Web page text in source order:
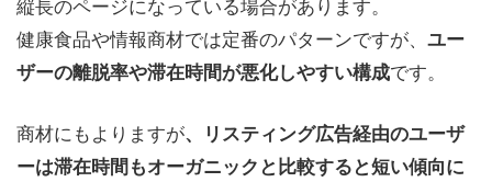
健康食品や情報商材では定番のパターンですが、 ユー
ザーの離脱率や滞在時間が悪化しやすい構成です。
商材にもよりますが、リスティング広告経由のユーザ
ーは滞在時間もオーガニックと比較すると短い傾向に